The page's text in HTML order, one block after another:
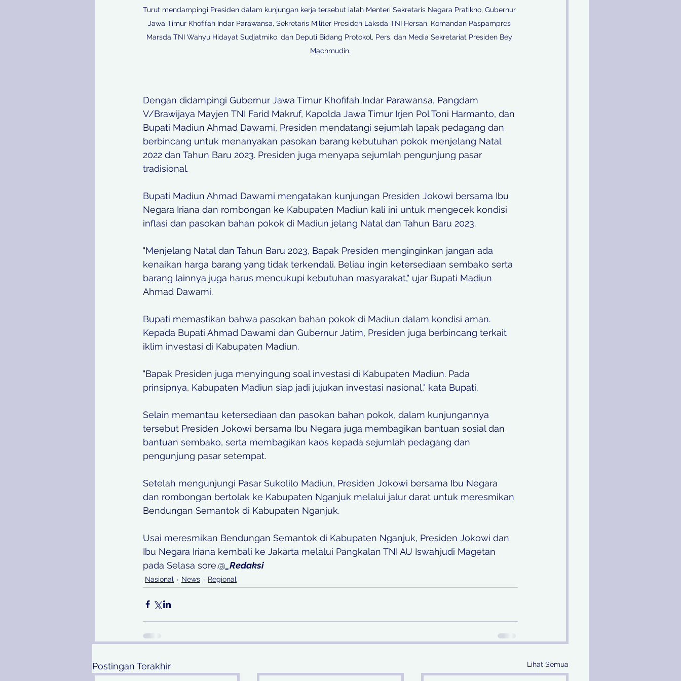
Turut mendampingi Presiden dalam kunjungan kerja tersebut ialah Menteri Sekretaris Negara Pratikno, Gubernur
Jawa Timur Khofifah Indar Parawansa, Sekretaris Militer Presiden Laksda TNI Hersan, Komandan Paspampres
Marsda TNI Wahyu Hidayat Sudjatmiko, dan Deputi Bidang Protokol, Pers, dan Media Sekretariat Presiden Bey
Machmudin.
Dengan didampingi Gubernur Jawa Timur Khofifah Indar Parawansa, Pangdam
V/Brawijaya Mayjen TNI Farid Makruf, Kapolda Jawa Timur Irjen Pol Toni Harmanto, dan
Bupati Madiun Ahmad Dawami, Presiden mendatangi sejumlah lapak pedagang dan
berbincang untuk menanyakan pasokan barang kebutuhan pokok menjelang Natal
2022 dan Tahun Baru 2023. Presiden juga menyapa sejumlah pengunjung pasar
tradisional.
Bupati Madiun Ahmad Dawami mengatakan kunjungan Presiden Jokowi bersama Ibu
Negara Iriana dan rombongan ke Kabupaten Madiun kali ini untuk mengecek kondisi
inflasi dan pasokan bahan pokok di Madiun jelang Natal dan Tahun Baru 2023.
"Menjelang Natal dan Tahun Baru 2023, Bapak Presiden menginginkan jangan ada
kenaikan harga barang yang tidak terkendali. Beliau ingin ketersediaan sembako serta
barang lainnya juga harus mencukupi kebutuhan masyarakat," ujar Bupati Madiun
Ahmad Dawami.
Bupati memastikan bahwa pasokan bahan pokok di Madiun dalam kondisi aman.
Kepada Bupati Ahmad Dawami dan Gubernur Jatim, Presiden juga berbincang terkait
iklim investasi di Kabupaten Madiun.
"Bapak Presiden juga menyingung soal investasi di Kabupaten Madiun. Pada
prinsipnya, Kabupaten Madiun siap jadi jujukan investasi nasional," kata Bupati.
Selain memantau ketersediaan dan pasokan bahan pokok, dalam kunjungannya
tersebut Presiden Jokowi bersama Ibu Negara juga membagikan bantuan sosial dan
bantuan sembako, serta membagikan kaos kepada sejumlah pedagang dan
pengunjung pasar setempat.
Setelah mengunjungi Pasar Sukolilo Madiun, Presiden Jokowi bersama Ibu Negara
dan rombongan bertolak ke Kabupaten Nganjuk melalui jalur darat untuk meresmikan
Bendungan Semantok di Kabupaten Nganjuk.
Usai meresmikan Bendungan Semantok di Kabupaten Nganjuk, Presiden Jokowi dan
Ibu Negara Iriana kembali ke Jakarta melalui Pangkalan TNI AU Iswahjudi Magetan
pada Selasa sore.@ _Redaksi
Nasional News Regional
Postingan Terakhir Lihat Semua